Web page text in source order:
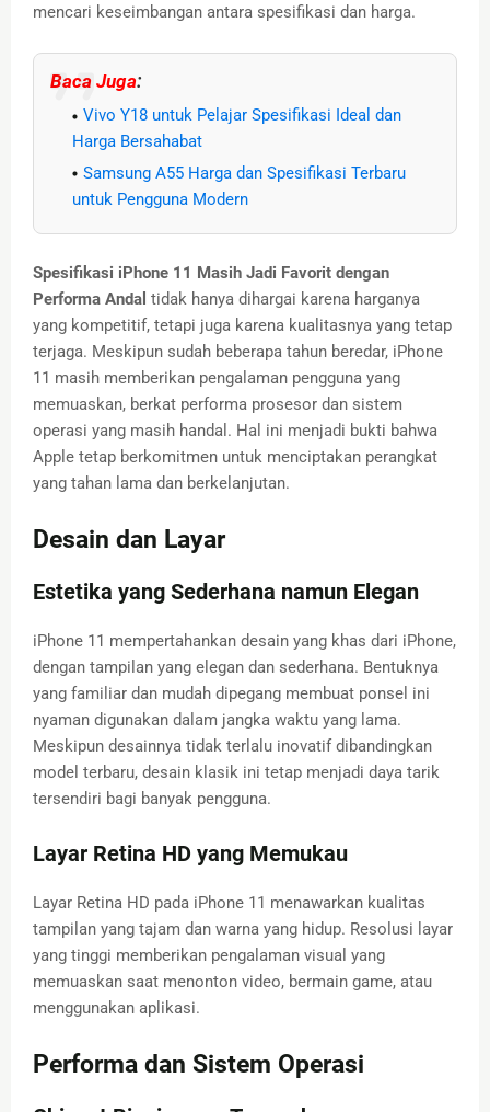
mencari keseimbangan antara spesifikasi dan harga.
Baca Juga:
Vivo Y18 untuk Pelajar Spesifikasi Ideal dan
Harga Bersahabat
Samsung A55 Harga dan Spesifikasi Terbaru
untuk Pengguna Modern
Spesifikasi iPhone 11 Masih Jadi Favorit dengan
Performa Andal tidak hanya dihargai karena harganya
yang kompetitif, tetapi juga karena kualitasnya yang tetap
terjaga. Meskipun sudah beberapa tahun beredar, iPhone
11 masih memberikan pengalaman pengguna yang
memuaskan, berkat performa prosesor dan sistem
operasi yang masih handal. Hal ini menjadi bukti bahwa
Apple tetap berkomitmen untuk menciptakan perangkat
yang tahan lama dan berkelanjutan.
Desain dan Layar
Estetika yang Sederhana namun Elegan
iPhone 11 mempertahankan desain yang khas dari iPhone,
dengan tampilan yang elegan dan sederhana. Bentuknya
yang familiar dan mudah dipegang membuat ponsel ini
nyaman digunakan dalam jangka waktu yang lama.
Meskipun desainnya tidak terlalu inovatif dibandingkan
model terbaru, desain klasik ini tetap menjadi daya tarik
tersendiri bagi banyak pengguna.
Layar Retina HD yang Memukau
Layar Retina HD pada iPhone 11 menawarkan kualitas
tampilan yang tajam dan warna yang hidup. Resolusi layar
yang tinggi memberikan pengalaman visual yang
memuaskan saat menonton video, bermain game, atau
menggunakan aplikasi.
Performa dan Sistem Operasi